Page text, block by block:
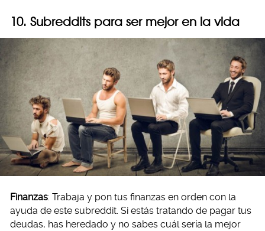
10. Subreddits para ser mejor en la vida
Finanzas: Trabaja y pon tus finanzas en orden con la
ayuda de este subreddit. Si estás tratando de pagar tus
deudas, has heredado y no sabes cuál sería la mejor